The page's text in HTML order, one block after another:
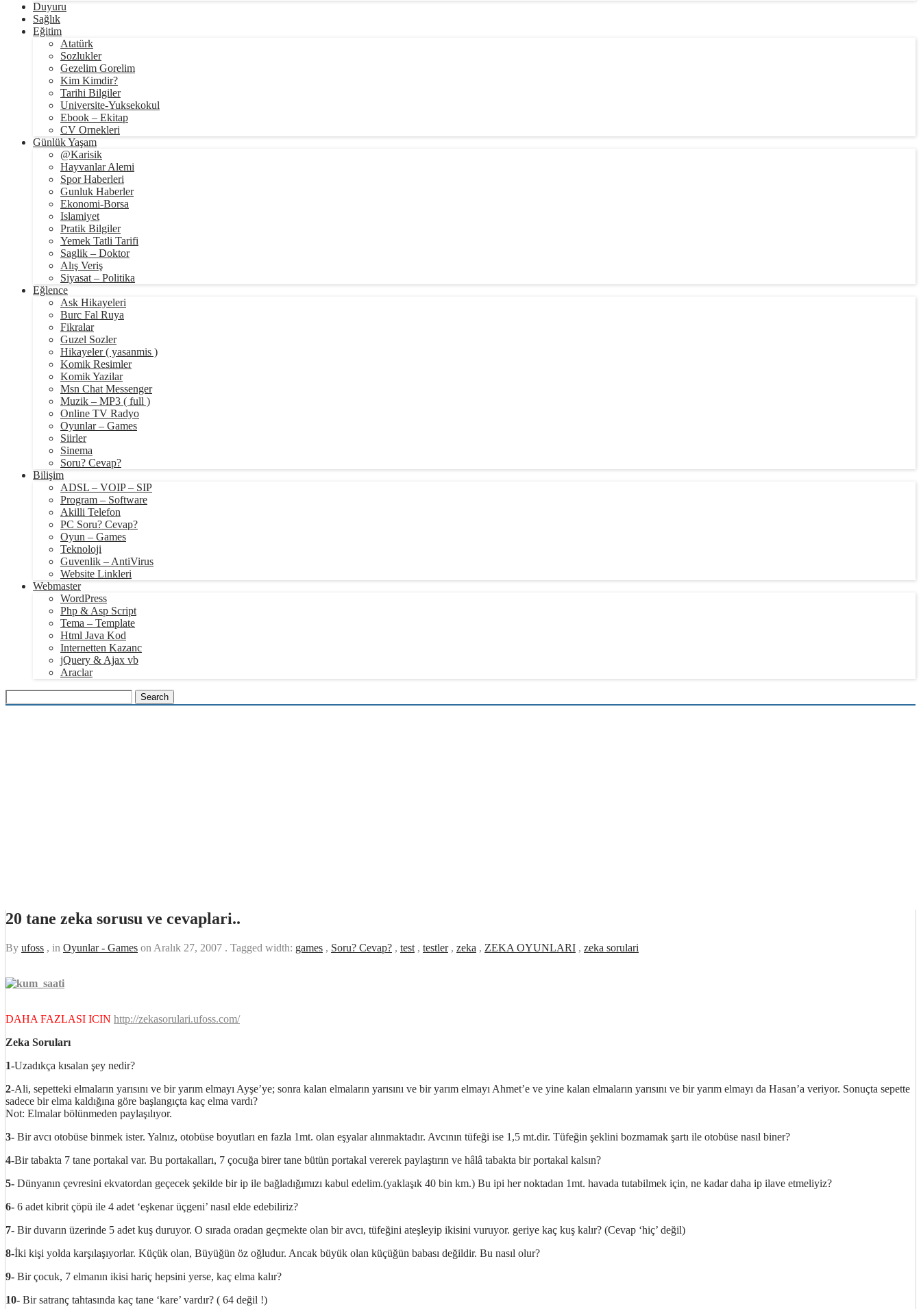
Duyuru
Sağlık
Eğitim
Atatürk
Sozlukler
Gezelim Gorelim
Kim Kimdir?
Tarihi Bilgiler
Universite-Yuksekokul
Ebook – Ekitap
CV Ornekleri
Günlük Yaşam
@Karisik
Hayvanlar Alemi
Spor Haberleri
Gunluk Haberler
Ekonomi-Borsa
Islamiyet
Pratik Bilgiler
Yemek Tatli Tarifi
Saglik – Doktor
Alış Veriş
Siyasat – Politika
Eğlence
Ask Hikayeleri
Burc Fal Ruya
Fikralar
Guzel Sozler
Hikayeler ( yasanmis )
Komik Resimler
Komik Yazilar
Msn Chat Messenger
Muzik – MP3 ( full )
Online TV Radyo
Oyunlar – Games
Siirler
Sinema
Soru? Cevap?
Bilişim
ADSL – VOIP – SIP
Program – Software
Akilli Telefon
PC Soru? Cevap?
Oyun – Games
Teknoloji
Guvenlik – AntiVirus
Website Linkleri
Webmaster
WordPress
Php & Asp Script
Tema – Template
Html Java Kod
Internetten Kazanc
jQuery & Ajax vb
Araclar
20 tane zeka sorusu ve cevaplari..
By ufoss , in Oyunlar - Games on Aralık 27, 2007 . Tagged width: games , Soru? Cevap? , test , testler, zeka , ZEKA OYUNLARI , zeka sorulari
DAHA FAZLASI ICIN http://zekasorulari.ufoss.com/
Zeka Soruları
1-Uzadıkça kısalan şey nedir?
2-Ali, sepetteki elmaların yarısını ve bir yarım elmayı Ayşe’ye; sonra kalan elmaların yarısını ve bir yarım elmayı Ahmet’e ve yine kalan elmaların yarısını ve bir yarım elmayı da Hasan’a veriyor. Sonuçta sepette
sadece bir elma kaldığına göre başlangıçta kaç elma vardı?
Not: Elmalar bölünmeden paylaşılıyor.
3- Bir avcı otobüse binmek ister. Yalnız, otobüse boyutları en fazla 1mt. olan eşyalar alınmaktadır. Avcının tüfeği ise 1,5 mt.dir. Tüfeğin şeklini bozmamak şartı ile otobüse nasıl biner?
4-Bir tabakta 7 tane portakal var. Bu portakalları, 7 çocuğa birer tane bütün portakal vererek paylaştırın ve hâlâ tabakta bir portakal kalsın?
5- Dünyanın çevresini ekvatordan geçecek şekilde bir ip ile bağladığımızı kabul edelim.(yaklaşık 40 bin km.) Bu ipi her noktadan 1mt. havada tutabilmek için, ne kadar daha ip ilave etmeliyiz?
6- 6 adet kibrit çöpü ile 4 adet ‘eşkenar üçgeni’ nasıl elde edebiliriz?
7- Bir duvarın üzerinde 5 adet kuş duruyor. O sırada oradan geçmekte olan bir avcı, tüfeğini ateşleyip ikisini vuruyor. geriye kaç kuş kalır? (Cevap ‘hiç’ değil)
8-İki kişi yolda karşılaşıyorlar. Küçük olan, Büyüğün öz oğludur. Ancak büyük olan küçüğün babası değildir. Bu nasıl olur?
9- Bir çocuk, 7 elmanın ikisi hariç hepsini yerse, kaç elma kalır?
10- Bir satranç tahtasında kaç tane ‘kare’ vardır? ( 64 değil !)